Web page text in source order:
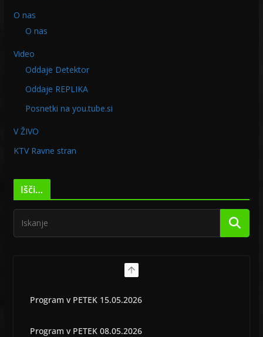
O nas
O nas
Video
Oddaje Detektor
Oddaje REPLIKA
Posnetki na you.tube.si
V ŽIVO
KTV Ravne stran
Išči…
Program v PETEK 15.05.2026
Program v PETEK 08.05.2026